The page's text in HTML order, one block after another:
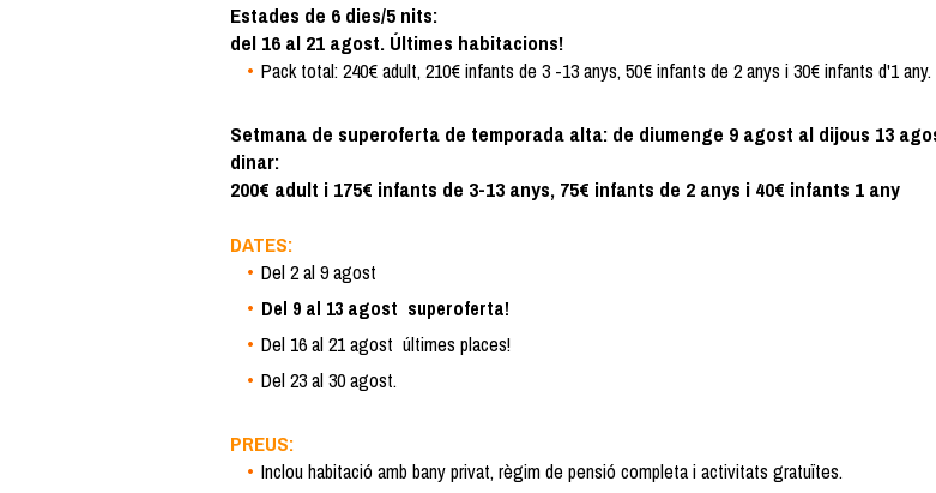
Estades de 6 dies/5 nits:
del 16 al 21 agost. Últimes habitacions!
Pack total: 240€ adult, 210€ infants de 3 -13 anys, 50€ infants de 2 anys i 30€ infants d'1 any.
Setmana de superoferta de temporada alta: de diumenge 9 agost al dijous 13
dinar:
200€ adult i 175€ infants de 3-13 anys, 75€ infants de 2 anys i 40€ infants 1 any
DATES:
Del 2 al 9 agost
Del 9 al 13 agost superoferta!
Del 16 al 21 agost últimes places!
Del 23 al 30 agost.
PREUS:
Inclou habitació amb bany privat, règim de pensió completa i activitats gratuïtes.